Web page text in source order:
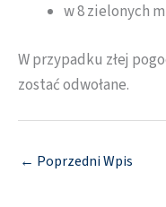
w 8 zielonych
W przypadku złej
zostać odwołane.
← Poprzedni Wpis